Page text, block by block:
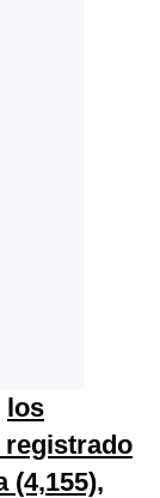
los
registrado
(4,155),